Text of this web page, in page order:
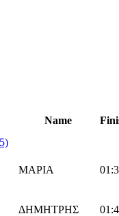
Name
ΜΑΡΙΑ
ΔΗΜΗΤΡΗΣ